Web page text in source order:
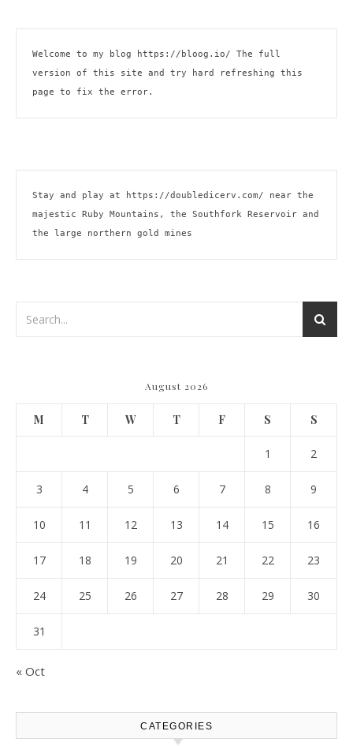
Welcome to my blog https://bloog.io/ The full
version of this site and try hard refreshing this
page to fix the error.
Stay and play at https://doubledicerv.com/ near the
majestic Ruby Mountains, the Southfork Reservoir and
the large northern gold mines
August 2026
M T W T F S S
1 2
3 4 5 6 7 8 9
10 11 12 13 14 15 16
17 18 19 20 21 22 23
24 25 26 27 28 29 30
31
« Oct
CATEGORIES